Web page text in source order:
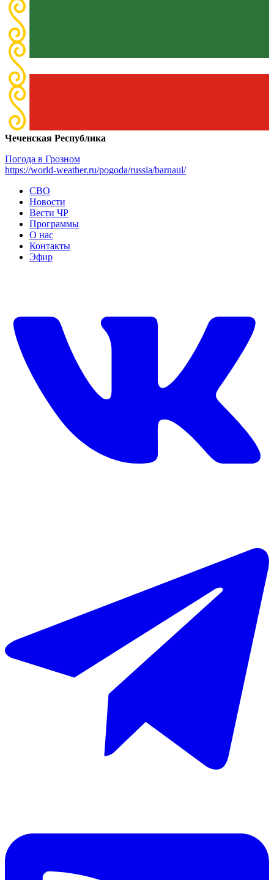
Чеченская Республика
Погода в Грозном
https://world-weather.ru/pogoda/russia/barnaul/
СВО
Новости
Вести ЧР
Программы
О нас
Контакты
Эфир